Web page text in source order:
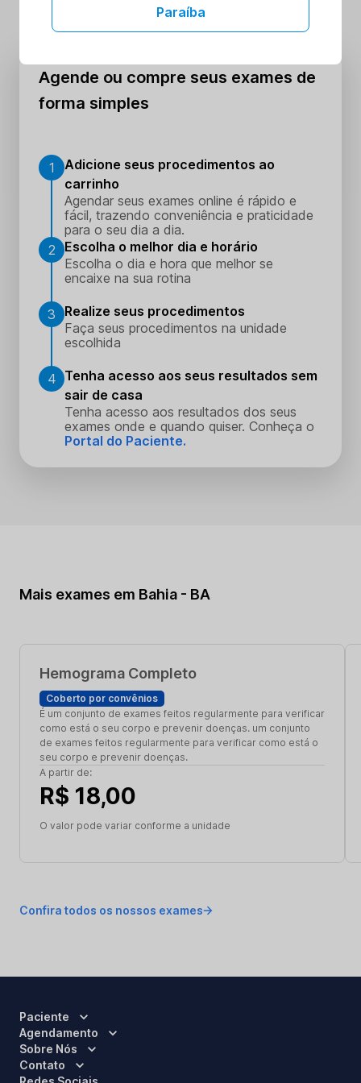
nozes e azeite de oliva. Além disso, a prática regular
de exercícios físicos e a manutenção de um peso
o médico pode prescrever medicamentos para ajudar
a reduzir o colesterol VLDL.
Agende ou compre seus exames de
forma simples
1
Adicione seus procedimentos ao
carrinho
Agendar seus exames online é rápido e
fácil, trazendo conveniência e praticidade
para o seu dia a dia.
2
Escolha o melhor dia e horário
Escolha o dia e hora que melhor se
encaixe na sua rotina
3
Realize seus procedimentos
Faça seus procedimentos na unidade
escolhida
4 Tenha acesso aos seus resultados sem
sair de casa
Tenha acesso aos resultados dos seus
exames onde e quando quiser. Conheça o
Portal do Paciente.
Mais exames em Bahia - BA
Hemograma Completo
Coberto por convênios
É um conjunto de exames feitos regularmente para verificar
como está o seu corpo e prevenir doenças. um conjunto
de exames feitos regularmente para verificar como está o
seu corpo e prevenir doenças.
A partir de:
R$ 18,00
O valor pode variar conforme a unidade
Confira todos os nossos exames
Paciente
Agendamento
Sobre Nós
Contato
Paraíba